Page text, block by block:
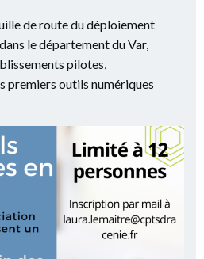
de route du déploiement
le département du Var,
pilotes,
premiers outils numériques